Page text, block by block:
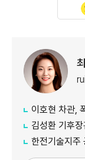
이호현 차관, 폭
김성환 기후장관,
한전기술지주 공